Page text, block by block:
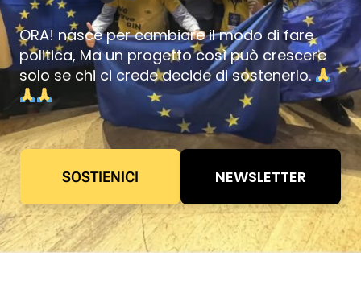
ORA! nasce per cambiare il modo di fare
politica, Ma un progetto così può crescere
solo se chi ci crede decide di sostenerlo.
SOSTIENICI NEWSLETTER